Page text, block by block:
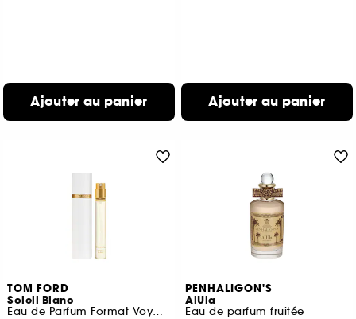
Ajouter au panier Ajouter au panier
TOM FORD
Soleil Blanc
Eau de Parfum Format Voyage
PENHALIGON'S
AlUla
Eau de parfum fruitée